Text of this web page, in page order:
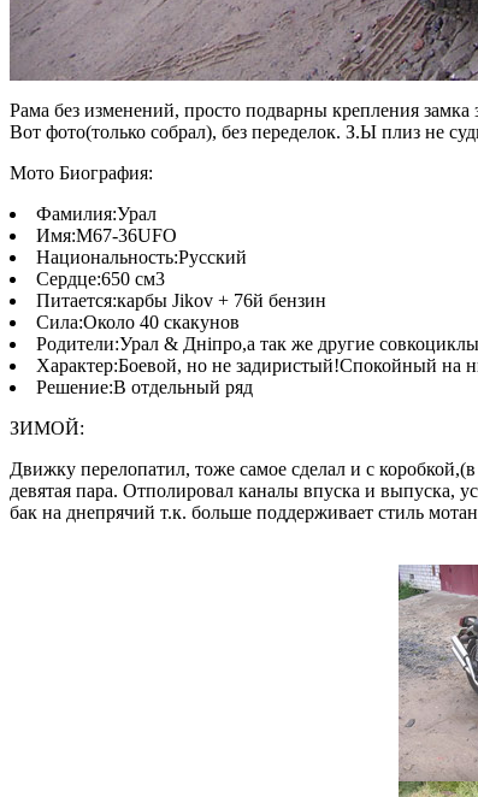
Рама без изменений, просто подварны крепления
Вот фото(только собрал), без переделок. З.Ы плиз не
Мото Биография:
Фамилия:Урал
Имя:М67-36UFO
Национальность:Русский
Сердце:650 см3
Питается:карбы Jikov + 76й бензин
Сила:Около 40 скакунов
Родители:Урал & Днiпро,а так же другие совкоциклы
Характер:Боевой, но не задиристый!Спокойный на
Решение:В отдельный ряд
ЗИМОЙ:
Движку перелопатил, тоже самое сделал и с
девятая пара. Отполировал каналы впуска и выпуска,
бак на днепрячий т.к. больше поддерживает стиль